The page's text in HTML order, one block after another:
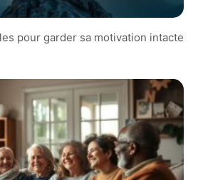
pour garder sa motivation intacte